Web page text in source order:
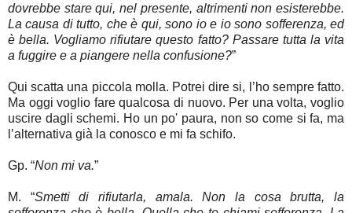
dovrebbe stare qui, nel presente, altrimenti non esisterebbe.
La causa di tutto, che è qui, sono io e io sono sofferenza, ed
è bella. Vogliamo rifiutare questo fatto? Passare tutta la vita
a fuggire e a piangere nella confusione?”
Qui scatta una piccola molla. Potrei dire si, l’ho sempre fatto.
Ma oggi voglio fare qualcosa di nuovo. Per una volta, voglio
uscire dagli schemi. Ho un po' paura, non so come si fa, ma
l’alternativa già la conosco e mi fa schifo.
Gp. “Non mi va.”
M. “Smetti di rifiutarla, amala. Non la cosa brutta, la